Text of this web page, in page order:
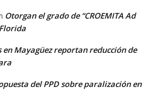
Otorgan el grado de “CROEMITA Ad
en Mayagüez reportan reducción de
del PPD sobre paralización en